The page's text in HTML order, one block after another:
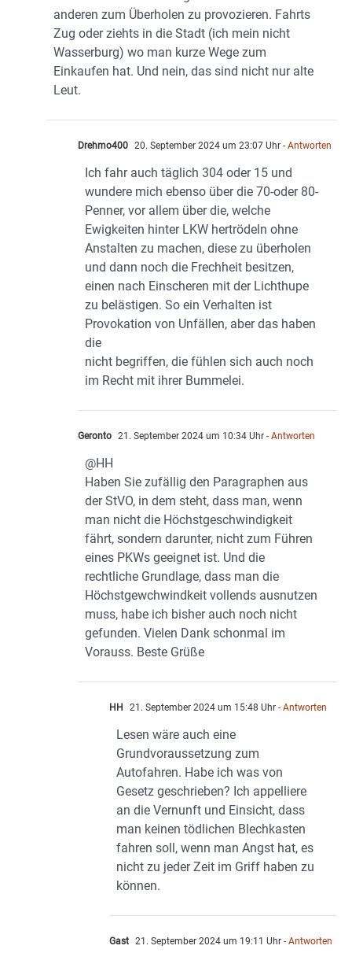
anderen zum Überholen zu provozieren. Fahrts
Zug oder ziehts in die Stadt (ich mein nicht
Wasserburg) wo man kurze Wege zum
Einkaufen hat. Und nein, das sind nicht nur alte
Leut.
Drehmo400 20. September 2024 um 23:07 Uhr - Antworten
Ich fahr auch täglich 304 oder 15 und
wundere mich ebenso über die 70-oder 80-
Penner, vor allem über die, welche
Ewigkeiten hinter LKW hertrödeln ohne
Anstalten zu machen, diese zu überholen
und dann noch die Frechheit besitzen,
einen nach Einscheren mit der Lichthupe
zu belästigen. So ein Verhalten ist
Provokation von Unfällen, aber das haben
die
nicht begriffen, die fühlen sich auch noch
im Recht mit ihrer Bummelei.
Geronto 21. September 2024 um 10:34 Uhr - Antworten
@HH
Haben Sie zufällig den Paragraphen aus
der StVO, in dem steht, dass man, wenn
man nicht die Höchstgeschwindigkeit
fährt, sondern darunter, nicht zum Führen
eines PKWs geeignet ist. Und die
rechtliche Grundlage, dass man die
Höchstgewchwindkeit vollends ausnutzen
muss, habe ich bisher auch noch nicht
gefunden. Vielen Dank schonmal im
Vorauss. Beste Grüße
HH 21. September 2024 um 15:48 Uhr - Antworten
Lesen wäre auch eine
Grundvoraussetzung zum
Autofahren. Habe ich was von
Gesetz geschrieben? Ich appelliere
an die Vernunft und Einsicht, dass
man keinen tödlichen Blechkasten
fahren soll, wenn man Angst hat, es
nicht zu jeder Zeit im Griff haben zu
können.
Gast 21. September 2024 um 19:11 Uhr - Antworten